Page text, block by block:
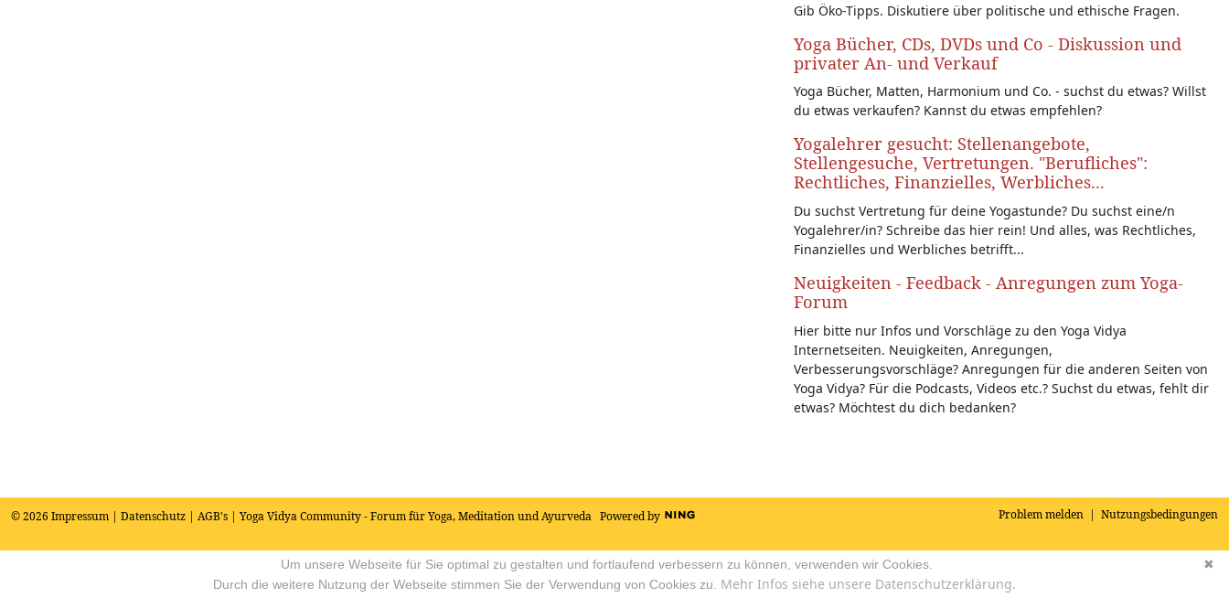
Gib Öko-Tipps. Diskutiere über politische und ethische Fragen.
Yoga Bücher, CDs, DVDs und Co - Diskussion und
privater An- und Verkauf
Yoga Bücher, Matten, Harmonium und Co. - suchst du etwas? Willst
du etwas verkaufen? Kannst du etwas empfehlen?
Yogalehrer gesucht: Stellenangebote,
Stellengesuche, Vertretungen. "Berufliches":
Rechtliches, Finanzielles, Werbliches...
Du suchst Vertretung für deine Yogastunde? Du suchst eine/n
Yogalehrer/in? Schreibe das hier rein! Und alles, was Rechtliches,
Finanzielles und Werbliches betrifft...
Neuigkeiten - Feedback - Anregungen zum Yoga-
Forum
Hier bitte nur Infos und Vorschläge zu den Yoga Vidya
Internetseiten. Neuigkeiten, Anregungen,
Verbesserungsvorschläge? Anregungen für die anderen Seiten von
Yoga Vidya? Für die Podcasts, Videos etc.? Suchst du etwas, fehlt dir
etwas? Möchtest du dich bedanken?
Problem melden | Nutzungsbedingungen
© 2026 Impressum | Datenschutz | AGB's | Yoga Vidya Community - Forum für Yoga, Meditation und Ayurveda Powered by
✖
Um unsere Webseite für Sie optimal zu gestalten und fortlaufend verbessern zu können, verwenden wir Cookies.
Durch die weitere Nutzung der Webseite stimmen Sie der Verwendung von Cookies zu. Mehr Infos siehe unsere Datenschutzerklärung.